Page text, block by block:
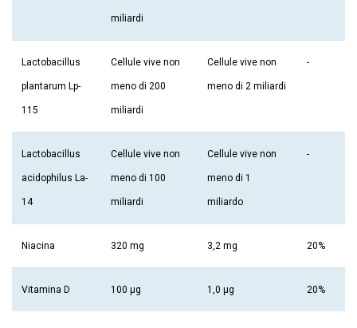
miliardi
Lactobacillus
plantarum Lp-
115
Cellule vive non
meno di 200
miliardi
Cellule vive non
meno di 2 miliardi
-
Lactobacillus
acidophilus La-
14
Cellule vive non
meno di 100
miliardi
Cellule vive non
meno di 1
miliardo
-
Niacina 320 mg 3,2 mg 20%
Vitamina D 100 µg 1,0 µg 20%